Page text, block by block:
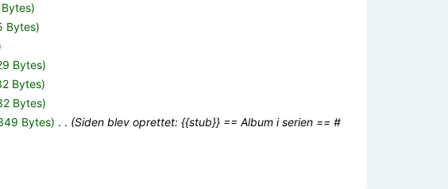
Bytes)
Bytes)
Bytes)
Bytes)
Bytes) . . (Siden blev oprettet: {{stub}} == Album i serien == #